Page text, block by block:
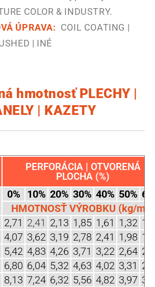
COLOR & INDUSTRY.
ÚPRAVA: COIL COATING |
| INÉ
hmotnosť PLECHY |
| KAZETY
PERFORÁCIA | OTVORENÁ
PLOCHA (%)
0% 10% 20% 30% 40% 50%
HMOTNOSŤ VÝROBKU (kg/m2)
2,71 2,41 2,13 1,85 1,61 1,32
4,07 3,62 3,19 2,78 2,41 1,98
5,42 4,83 4,26 3,71 3,22 2,64
6,80 6,04 5,32 4,63 4,02 3,31
8,13 7,24 6,32 5,56 4,82 3,97